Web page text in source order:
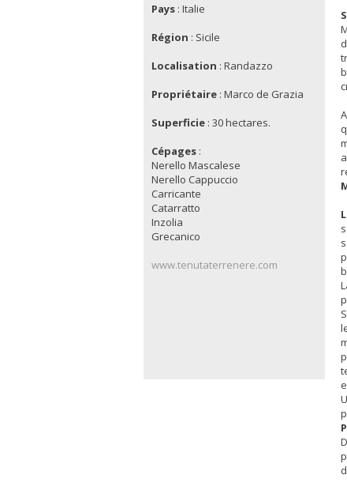
Pays : Italie
Région : Sicile
Localisation : Randazzo
Propriétaire : Marco de Grazia
Superficie : 30 hectares.
Cépages :
Nerello Mascalese
Nerello Cappuccio
Carricante
Catarratto
Inzolia
Grecanico
www.tenutaterrenere.com